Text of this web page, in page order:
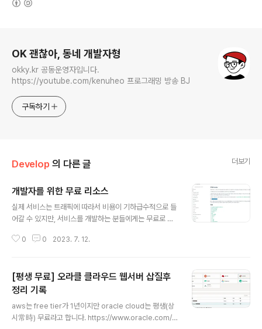
OK 괜찮아, 동네 개발자형
okky.kr 공동운영자입니다.
https://youtube.com/kenuheo 프로그래밍 방송 BJ
구독하기
Develop 의 다른 글 더보기
개발자를 위한 무료 리소스
실제 서비스는 트래픽에 따라서 비용이 기하급수적으로 들
어갈 수 있지만, 서비스를 개발하는 분들에게는 무료로 준
험을 할 수 있게 하는 프리 마케팅 기법의 하나입니다. aw
경험이죠. 그래서 준비했습니다. 다양한 IT 회사들의 무료
로 사용(또는 체험)할 수 있는 개발용 서비스들을 정리한
사이트를 소개합니다. https://free-for.dev 제 생각에는
주로 서버가 필요할 것인데, aws 1년 free tier 따라한 것
들도 많지만 트래픽이 많지 않으면 Firebase+Vercel 조
0 0 2023. 7. 12.
[평생 무료] 오라클 클라우드 웹서버 삽질후
정리 기록
aws는 free tier가 1년이지만 oracle cloud는 평생(상
시常時) 무료라고 합니다. https://www.oracle.com/k